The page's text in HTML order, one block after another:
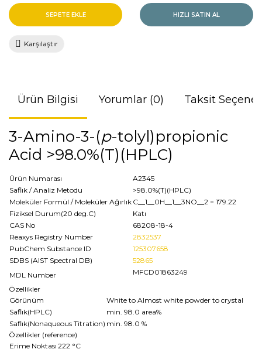
SEPETE EKLE HIZLI SATIN AL
Karşılaştır
Ürün Bilgisi Yorumlar (0) Taksit
3-Amino-3-(p-tolyl)propionic
Acid >98.0%(T)(HPLC)
Ürün Numarası
A2345
Saflık / Analiz Metodu
>98.0%(T)(HPLC)
Moleküler Formül / Moleküler Ağırlık C__1__0H__1__3NO__2 = 179.22
Fiziksel Durum(20 deg.C)
Katı
CAS No
68208-18-4
Reaxys Registry Number
2832537
PubChem Substance ID
125307658
SDBS (AIST Spectral DB)
52865
MDL Number
MFCD01863249
Özellikler
Görünüm
White to Almost white powder to crystal
Saflık(HPLC)
min. 98.0 area%
Saflık(Nonaqueous Titration) min. 98.0 %
Özellikler (reference)
Erime Noktası 222 °C